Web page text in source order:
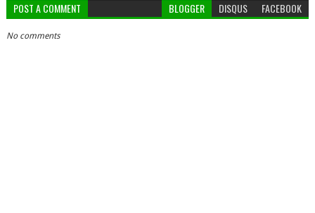
POST A COMMENT BLOGGER DISQUS FACEBOOK
No comments